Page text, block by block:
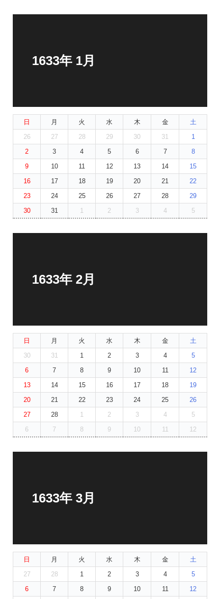
1633年 1月
日 月 火 水 木 金
土
26
27 28 29 30 31
1
2
3 4 5 6 7
8
9
10 11 12 13 14
15
16
17 18 19 20 21
22
23
24 25 26 27 28
29
30
31 1 2 3 4 5
1633年 2月
日 月 火 水 木 金
土
30
31 1 2 3 4
5
6
7 8 9 10 11
12
13
14 15 16 17 18
19
20
21 22 23 24 25
26
27
28 1 2 3 4
5
6
7 8 9 10 11 12
1633年 3月
日 月 火 水 木 金
土
27
28 1 2 3 4
5
6
7 8 9 10 11
12